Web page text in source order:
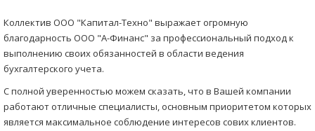
Коллектив ООО "Капитал-Техно" выражает огромную
благодарность ООО "А-Финанс" за профессиональный подход к
выполнению своих обязанностей в области ведения
бухгалтерского учета.
С полной уверенностью можем сказать, что в Вашей компании
работают отличные специалисты, основным приоритетом которых
является максимальное соблюдение интересов сових клиентов.